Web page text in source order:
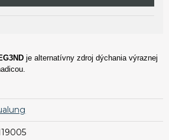
je alternatívny zdroj dýchania výraznej